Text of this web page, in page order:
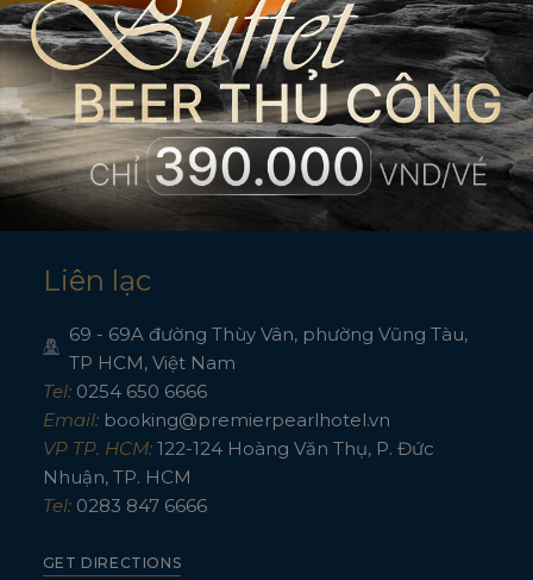
Chúng tôi có lòng nhiệt huyết, sự hiểu biết và khả năng vượt trội để
nghỉ của bạn trở nên thú vị. Nếu bạn có bất kỳ câu hỏi nào, vui lòng liên
chúng tôi.Tại Premier Pearl, chúng tôi ưu tiên đặt khách hàng là trái
trung tâm của mọi dịch vụ. Vì vậy bất cứ điều gì bạn cần và bất cứ khi
cần, chỉ cần yêu cầu chúng tôi sẽ đáp ứng ngay lập tức.
Liên lạc
69 - 69A đường Thùy Vân, phường Vũng Tàu,
TP HCM, Việt Nam
Tel:0254 650 6666
Email: booking@premierpearlhotel.vn
VP TP. HCM:122-124 Hoàng Văn Thụ, P. Đức
Nhuận, TP. HCM
Tel:0283 847 6666
GET DIRECTIONS